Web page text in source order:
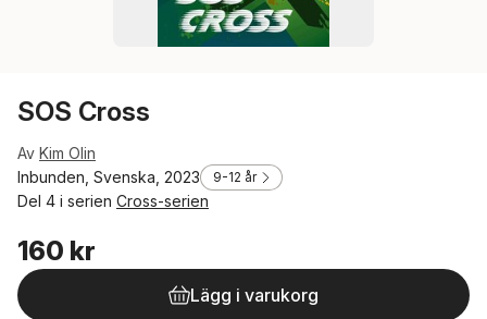
SOS Cross
Av Kim Olin
Inbunden, Svenska, 2023
9-12 år
Del 4 i serien Cross-serien
160 kr
Lägg i varukorg